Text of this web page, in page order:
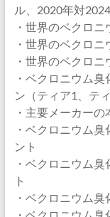
ル、2020年対
・世界のベクロ
・世界のベクロ
・世界のベクロ
・ベクロニウム
ン（ティア1、テ
・主要メーカー
・ベクロニウム
ント
・ベクロニウム
ト
・ベクロニウム